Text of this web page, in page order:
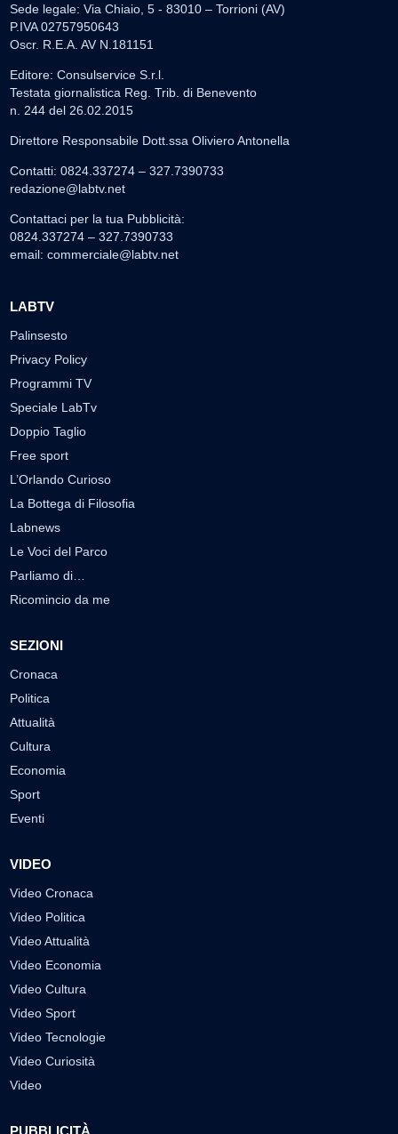
Sede legale: Via Chiaio, 5 - 83010 – Torrioni (AV)
P.IVA 02757950643
Oscr. R.E.A. AV N.181151
Editore: Consulservice S.r.l.
Testata giornalistica Reg. Trib. di Benevento
n. 244 del 26.02.2015
Direttore Responsabile Dott.ssa Oliviero Antonella
Contatti: 0824.337274 – 327.7390733
redazione@labtv.net
Contattaci per la tua Pubblicità:
0824.337274 – 327.7390733
email: commerciale@labtv.net
LABTV
Palinsesto
Privacy Policy
Programmi TV
Speciale LabTv
Doppio Taglio
Free sport
L’Orlando Curioso
La Bottega di Filosofia
Labnews
Le Voci del Parco
Parliamo di…
Ricomincio da me
SEZIONI
Cronaca
Politica
Attualità
Cultura
Economia
Sport
Eventi
VIDEO
Video Cronaca
Video Politica
Video Attualità
Video Economia
Video Cultura
Video Sport
Video Tecnologie
Video Curiosità
Video
PUBBLICITÀ